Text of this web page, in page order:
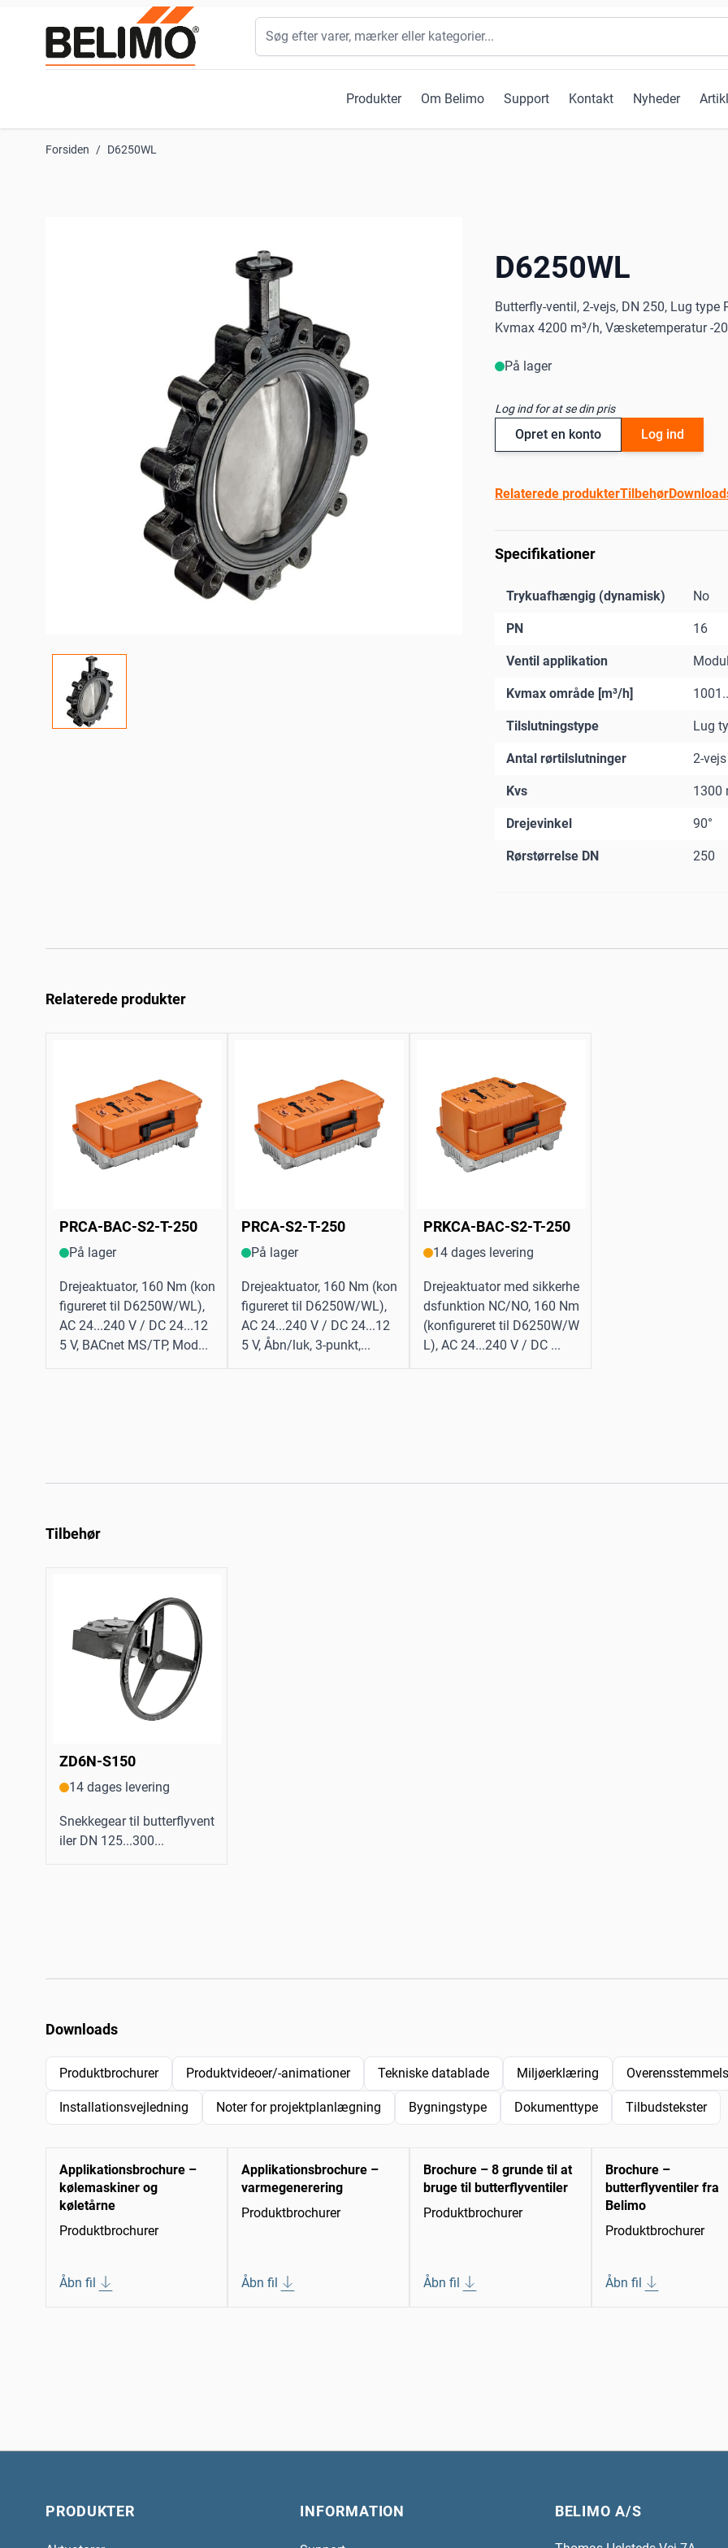
Produkter Om Belimo Support Kontakt Nyheder
Søg
Forsiden / D6250WL
D6250WL
Butterfly-ventil, 2-vejs, DN 250, Lug
Kvmax 4200 m³/h, Væsketemperatur -
På lager
Log ind for at se din pris
Opret en konto Log ind
Relaterede produkterTilbehør
Specifikationer
Trykuafhængig (dynamisk) No
PN 16
Ventil applikation
Kvmax område [m³/h]
Tilslutningstype Lug
Antal rørtilslutninger 2-vejs
Kvs 1300
Drejevinkel 90°
Rørstørrelse DN 250
Relaterede produkter
PRCA-BAC-S2-T-250
På lager
Drejeaktuator, 160 Nm (kon
figureret til D6250W/WL),
AC 24...240 V / DC 24...12
5 V, BACnet MS/TP, Mod...
PRCA-S2-T-250
På lager
Drejeaktuator, 160 Nm (kon
figureret til D6250W/WL),
AC 24...240 V / DC 24...12
5 V, Åbn/luk, 3-punkt,...
PRKCA-BAC-S2-T-250
14 dages levering
Drejeaktuator med sikkerhe
dsfunktion NC/NO, 160 Nm
(konfigureret til D6250W/W
L), AC 24...240 V / DC ...
Tilbehør
ZD6N-S150
14 dages levering
Snekkegear til butterflyvent
iler DN 125...300...
Downloads
Produktbrochurer Produktvideoer/-animationer Tekniske datablade Miljøerklæring
Installationsvejledning Noter for projektplanlægning Bygningstype Dokumenttype Tilbudstekster
Applikationsbrochure –
kølemaskiner og
køletårne
Produktbrochurer
Åbn fil
Applikationsbrochure –
varmegenerering
Produktbrochurer
Åbn fil
Brochure – 8 grunde til at
bruge til butterflyventiler
Produktbrochurer
Åbn fil
Brochure –
butterflyventiler fra
Belimo
Produktbrochurer
Åbn fil
PRODUKTER INFORMATION BELIMO A/S